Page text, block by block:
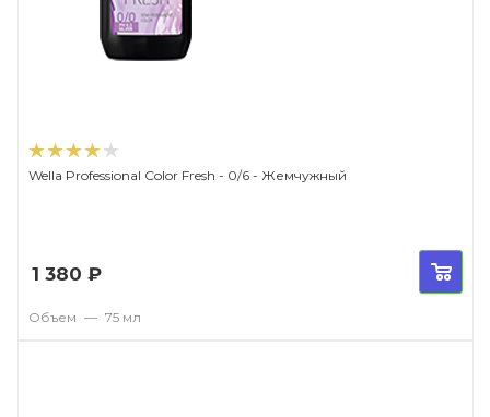
Wella Professional Color Fresh - 0/6 - Жемчужный
1 380 ₽
Объем — 75 мл